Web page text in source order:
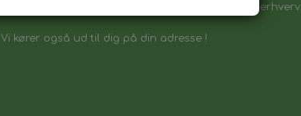
Vores sortiment henvender sig både til private & erhverv.
Vi kører også ud til dig på din adresse !